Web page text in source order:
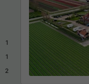
1
1
2